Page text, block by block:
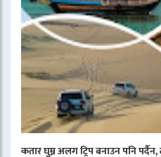
कतार घुम्न अलग ट्रिप बनाउन पनि पर्दैन,